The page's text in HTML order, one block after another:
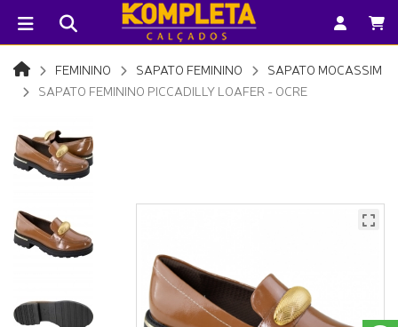
FEMININO SAPATO FEMININO
SAPATO MOCASSIM
SAPATO FEMININO PICCADILLY LOAFER - OCRE